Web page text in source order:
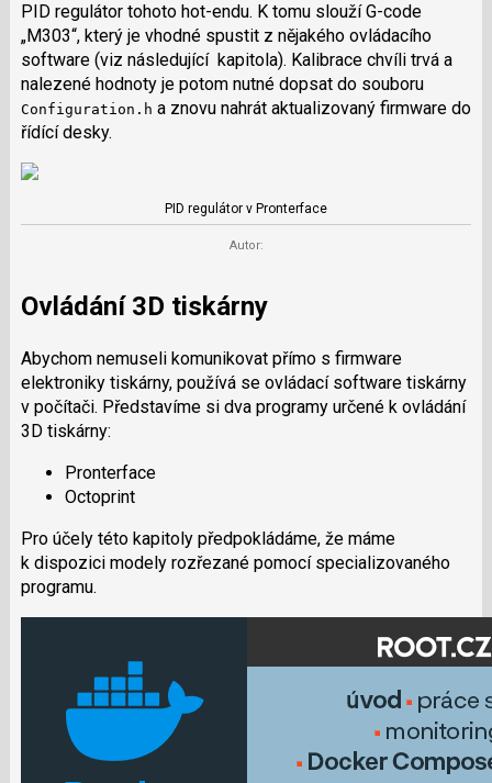
PID regulátor tohoto hot-endu. K tomu slouží G-code
„M303“, který je vhodné spustit z nějakého ovládacího
software (viz následující kapitola). Kalibrace chvíli trvá a
nalezené hodnoty je potom nutné dopsat do souboru
Configuration.h a znovu nahrát aktualizovaný firmware do
řídící desky.
PID regulátor v Pronterface
Autor:
Ovládání 3D tiskárny
Abychom nemuseli komunikovat přímo s firmware
elektroniky tiskárny, používá se ovládací software tiskárny
v počítači. Představíme si dva programy určené k ovládání
3D tiskárny:
Pronterface
Octoprint
Pro účely této kapitoly předpokládáme, že máme
k dispozici modely rozřezané pomocí specializovaného
programu.